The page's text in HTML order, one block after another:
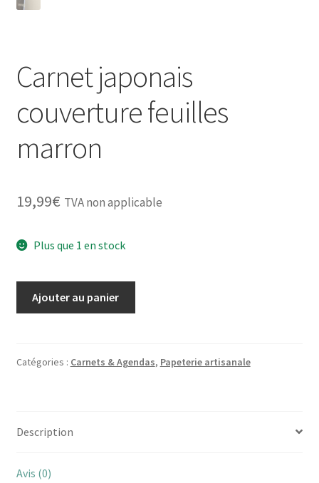
Carnet japonais
couverture feuilles
marron
19,99€ TVA non applicable
Plus que 1 en stock
couverture
Ajouter au panier
Catégories : Carnets & Agendas, Papeterie artisanale
Description
Avis (0)